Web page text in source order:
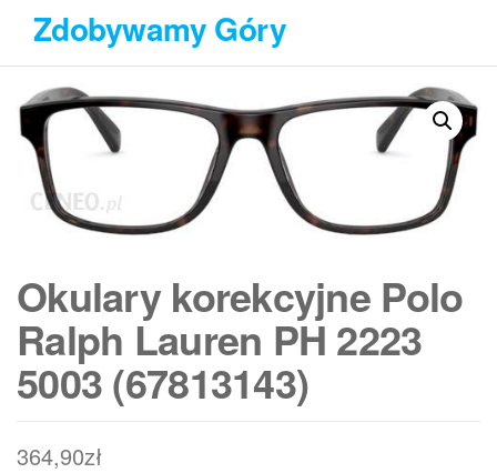
Przejdź
treści
Zdobywamy Góry
Okulary korekcyjne Polo
Ralph Lauren PH 2223
5003 (67813143)
364,90zł